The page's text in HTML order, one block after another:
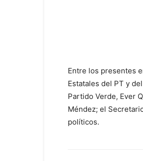
Entre los presentes
Estatales del PT y
Partido Verde, Ever
Méndez; el
políticos.